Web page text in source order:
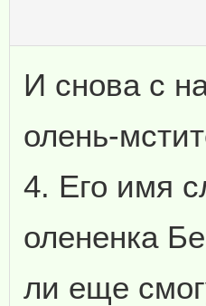
И снова с
олень-
4. Его имя
олененка
ли еще